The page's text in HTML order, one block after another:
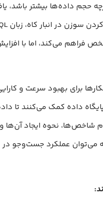
حجم داده‌ها بیشتر باشد،
فراهم می‌کند، اما با
برای بهبود سرعت و
داده کمک می‌کنند تا
می‌توان عملکرد جست‌وجو در